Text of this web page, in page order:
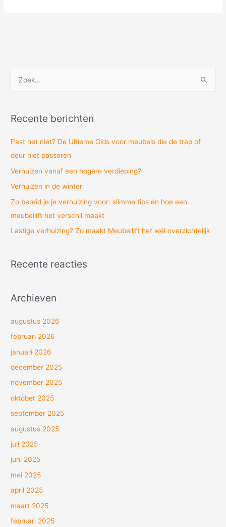
k
:
Recente berichten
Past het niet? De Ultieme Gids voor meubels die de trap of
deur niet passeren
Verhuizen vanaf een hogere verdieping?
Verhuizen in de winter
Zo bereid je je verhuizing voor: slimme tips én hoe een
meubellift het verschil maakt
Lastige verhuizing? Zo maakt Meubellift het wél overzichtelijk
Recente reacties
Archieven
augustus 2026
februari 2026
januari 2026
december 2025
november 2025
oktober 2025
september 2025
augustus 2025
juli 2025
juni 2025
mei 2025
april 2025
maart 2025
februari 2025